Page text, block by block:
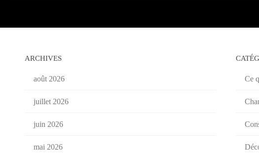
ARCHIVES
août 2026
juillet 2026
juin 2026
mai 2026
Ce